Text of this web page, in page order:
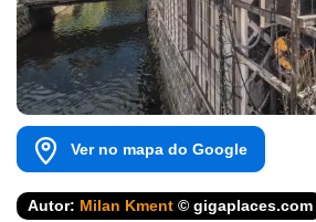
Ver no mapa do Google
Autor: Milan Kment © gigaplaces.com